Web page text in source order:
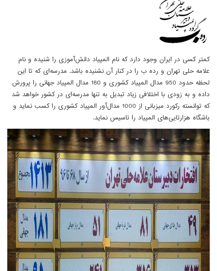
کمتر کسی در ایران وجود دارد که نام المپیاد دانش‌آموزی را شنیده و نام
علامه حلی تهران و رده ب را در کنار آن نشنیده باشد. مدرسه‌ای که تا این
لحظه حدود 950 مدال المپیاد کشوری و 180 مدال المپیاد جهانی را پرورش
داده و به زودی با اختلافی زیاد تبدیل به تنها مدرسه‌ای در کشور خواهد شد
که توانسته رکورد میزبانی از 1000 مدال‌آور المپیاد کشوری را کسب نماید و
باشگاه هزارتایی‌های المپیاد را تاسیس نماید.